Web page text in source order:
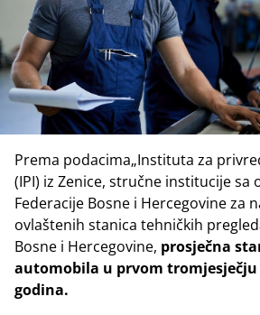
Prema podacima„Instituta za
(IPI) iz Zenice, stručne institucije sa
Federacije Bosne i Hercegovine za
ovlaštenih stanica tehničkih
Bosne i Hercegovine, prosječna
automobila u prvom tromjesječju
godina.